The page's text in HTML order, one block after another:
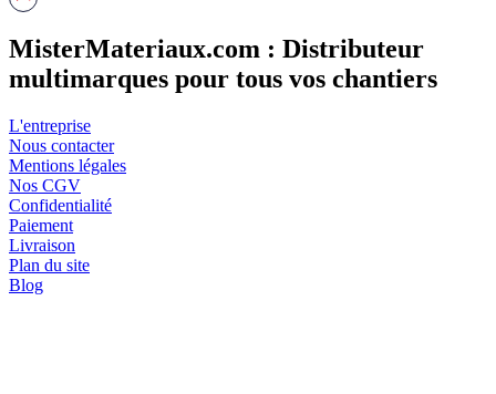
MisterMateriaux.com : Distributeur
multimarques pour tous vos chantiers
L'entreprise
Nous contacter
Mentions légales
Nos CGV
Confidentialité
Paiement
Livraison
Plan du site
Blog